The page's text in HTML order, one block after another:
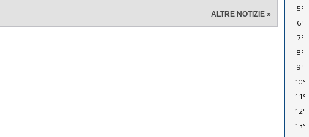
ALTRE NOTIZIE »
5º
6º
7º
8º
9º
10º
11º
12º
13º